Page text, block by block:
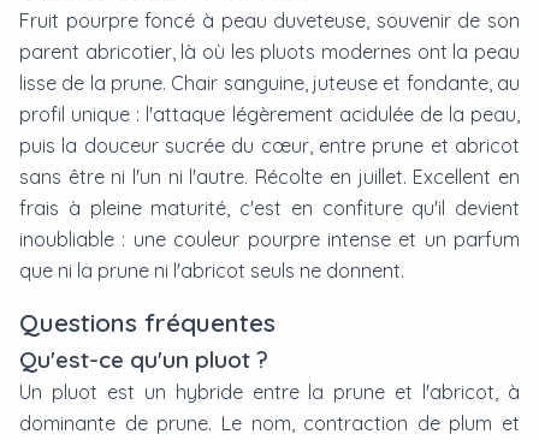
Fruit pourpre foncé à peau duveteuse, souvenir de son
parent abricotier, là où les pluots modernes ont la peau
lisse de la prune. Chair sanguine, juteuse et fondante, au
profil unique : l'attaque légèrement acidulée de la peau,
puis la douceur sucrée du cœur, entre prune et abricot
sans être ni l'un ni l'autre. Récolte en juillet. Excellent en
frais à pleine maturité, c'est en confiture qu'il devient
inoubliable : une couleur pourpre intense et un parfum
que ni la prune ni l'abricot seuls ne donnent.
Questions fréquentes
Qu'est-ce qu'un pluot ?
Un pluot est un hybride entre la prune et l'abricot, à
dominante de prune. Le nom, contraction de plum et